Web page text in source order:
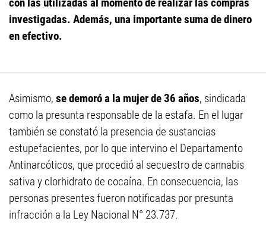
con las utilizadas al momento de realizar las compras
investigadas. Además, una importante suma de dinero
en efectivo.
Asimismo, se demoró a la mujer de 36 años, sindicada
como la presunta responsable de la estafa. En el lugar
también se constató la presencia de sustancias
estupefacientes, por lo que intervino el Departamento
Antinarcóticos, que procedió al secuestro de cannabis
sativa y clorhidrato de cocaína. En consecuencia, las
personas presentes fueron notificadas por presunta
infracción a la Ley Nacional N° 23.737.